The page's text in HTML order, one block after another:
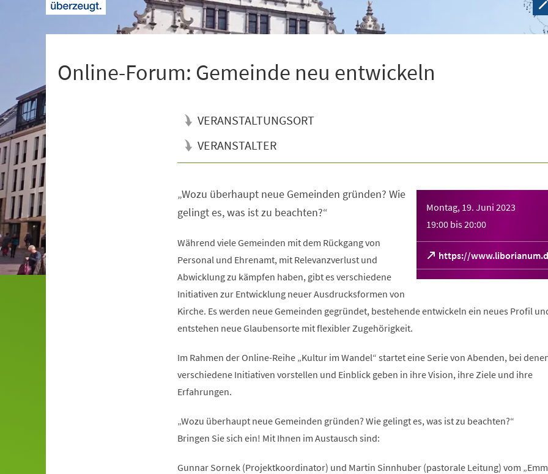
Online-Forum: Gemeinde neu entwickeln
VERANSTALTUNGSORT
VERANSTALTER
Montag, 19. Juni 2023
19:00 bis20:00
https://
(Öffnet
in
neuen
Tab)
„Wozu überhaupt neue Gemeinden gründen? Wie
gelingt es, was ist zu beachten?“
Während viele Gemeinden mit dem Rückgang von
Personal und Ehrenamt, mit Relevanzverlust und
Abwicklung zu kämpfen haben, gibt es verschiedene
Initiativen zur Entwicklung neuer Ausdrucksformen von
Kirche. Es werden neue Gemeinden gegründet, bestehende entwickeln ein neues Profil
entstehen neue Glaubensorte mit flexibler Zugehörigkeit.
Im Rahmen der Online-Reihe „Kultur im Wandel“ startet eine Serie von Abenden, bei
verschiedene Initiativen vorstellen und Einblick geben in ihre Vision, ihre Ziele und ihre
Erfahrungen.
„Wozu überhaupt neue Gemeinden gründen? Wie gelingt es, was ist zu beachten?“
Bringen Sie sich ein! Mit Ihnen im Austausch sind:
Gunnar Sornek (Projektkoordinator) und Martin Sinnhuber (pastorale Leitung) vom